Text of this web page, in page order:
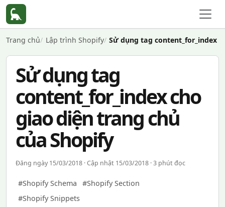
Trang chủ Lập trình Shopify Sử dụng tag content_for_index
Sử dụng tag
content_for_index cho
giao diện trang chủ
của Shopify
Đăng ngày 15/03/2018 · Cập nhật 15/03/2018 · 3 phút đọc
#Shopify Schema
#Shopify Section
#Shopify Snippets